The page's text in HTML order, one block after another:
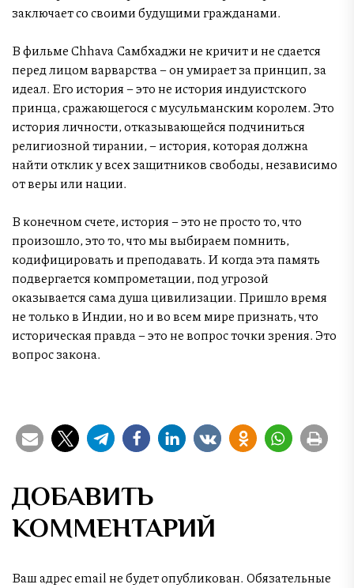
заключает со своими будущими гражданами.
В фильме Chhava Самбхаджи не кричит и не сдается
перед лицом варварства – он умирает за принцип, за
идеал. Его история – это не история индуистского
принца, сражающегося с мусульманским королем. Это
история личности, отказывающейся подчиниться
религиозной тирании, – история, которая должна
найти отклик у всех защитников свободы, независимо
от веры или нации.
В конечном счете, история – это не просто то, что
произошло, это то, что мы выбираем помнить,
кодифицировать и преподавать. И когда эта память
подвергается компрометации, под угрозой
оказывается сама душа цивилизации. Пришло время
не только в Индии, но и во всем мире признать, что
историческая правда – это не вопрос точки зрения. Это
вопрос закона.
ДОБАВИТЬ
КОММЕНТАРИЙ
Ваш адрес email не будет опубликован. Обязательные